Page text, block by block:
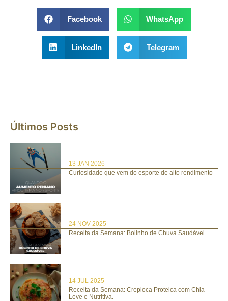
Facebook WhatsApp
LinkedIn Telegram
Últimos Posts
13 JAN 2026
Curiosidade que vem do esporte de alto rendimento
24 NOV 2025
Receita da Semana: Bolinho de Chuva Saudável
14 JUL 2025
Receita da Semana: Crepioca Proteica com Chia –
Leve e Nutritiva.